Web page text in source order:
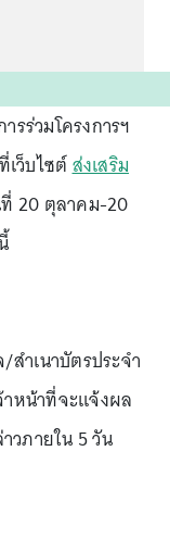
ร่วมโครงการฯ
เว็บไซต์ส่งเสริม
20 ตุลาคม-20
ำเนาบัตรประจำ
หน้าที่จะแจ้งผล
วภายใน 5 วัน